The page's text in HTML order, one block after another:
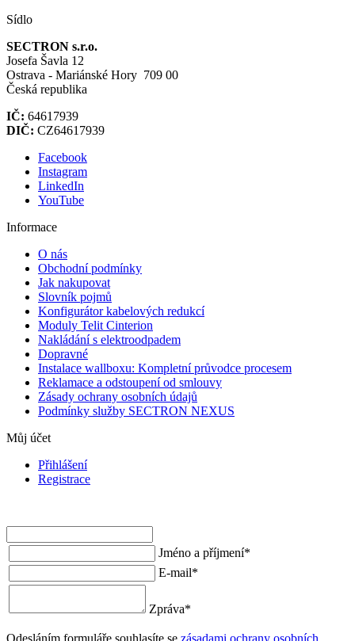
Sídlo
SECTRON s.r.o.
Josefa Šavla 12
Ostrava - Mariánské Hory 709 00
Česká republika
IČ: 64617939
DIČ: CZ64617939
Facebook
Instagram
LinkedIn
YouTube
Informace
O nás
Obchodní podmínky
Jak nakupovat
Slovník pojmů
Konfigurátor kabelových redukcí
Moduly Telit Cinterion
Nakládání s elektroodpadem
Dopravné
Instalace wallboxu: Kompletní průvodce procesem
Reklamace a odstoupení od smlouvy
Zásady ochrany osobních údajů
Podmínky služby SECTRON NEXUS
Můj účet
Přihlášení
Registrace
Jméno a příjmení*
E-mail*
Zpráva*
Odesláním formuláře souhlasíte se zásadami ochrany osobních